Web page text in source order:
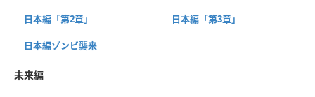
日本編「第2章」 日本編「第3章」
日本編ゾンビ襲来
未来編